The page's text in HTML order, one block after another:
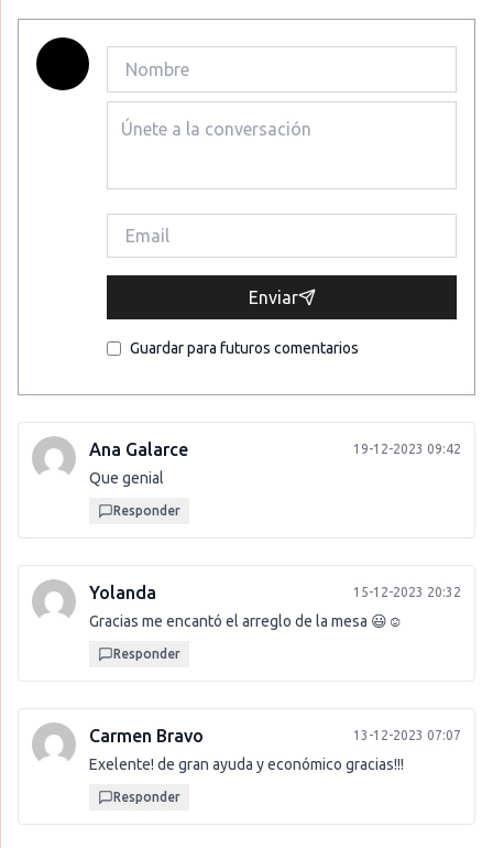
Enviar
Guardar para futuros comentarios
Ana Galarce 19-12-2023 09:42
Que genial
Responder
Yolanda 15-12-2023 20:32
Gracias me encantó el arreglo de la mesa 😃☺️
Responder
Carmen Bravo 13-12-2023 07:07
Exelente! de gran ayuda y económico gracias!!!
Responder